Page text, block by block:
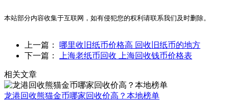
本站部分内容收集于互联网，如有侵犯您的权利请联系我们及时删除。
上一篇： 哪里收旧纸币价格高 回收旧纸币的地方
下一篇：
上海老纸币回收 上海回收钱币价格表
相关文章
龙港回收熊猫金币哪家回收价高？本地榜单